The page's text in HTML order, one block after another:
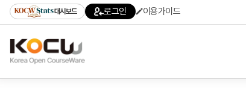
기
기
기
content)
가
대시보드 로그인 이용가이드